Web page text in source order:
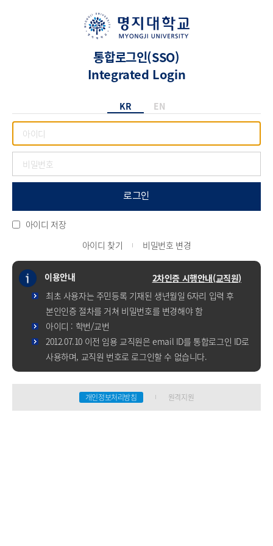
통합로그인(SSO)
Integrated Login
KR EN
로그인
아이디 저장
아이디 찾기
비밀번호 변경
이용안내
2차인증 시행안내(교직원)
최초 사용자는 주민등록 기재된 생년월일 6자리 입력 후
본인인증 절차를 거쳐 비밀번호를 변경해야 함
아이디 : 학번/교번
2012.07.10 이전 임용 교직원은 email ID를 통합로그인 ID로
사용하며, 교직원 번호로 로그인할 수 없습니다.
개인정보처리방침 원격지원